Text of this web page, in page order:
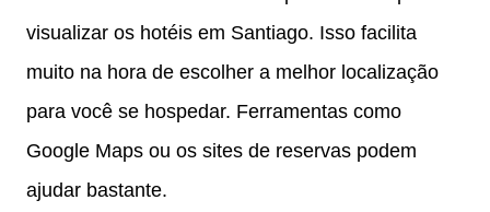
visualizar os hotéis em Santiago. Isso facilita
muito na hora de escolher a melhor localização
para você se hospedar. Ferramentas como
Google Maps ou os sites de reservas podem
ajudar bastante.